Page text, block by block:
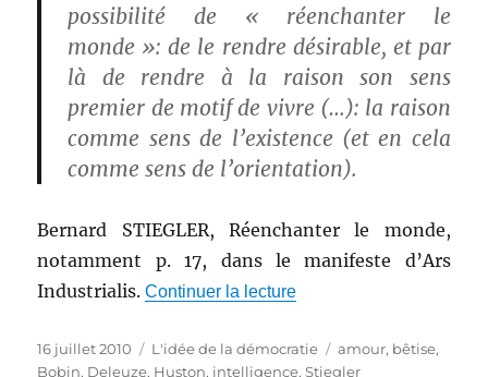
possibilité de « réenchanter le
monde »: de le rendre désirable, et par
là de rendre à la raison son sens
premier de motif de vivre (…): la raison
comme sens de l’existence (et en cela
comme sens de l’orientation).
Bernard STIEGLER, Réenchanter le monde,
notamment p. 17, dans le manifeste d’Ars
Industrialis. Continuer la lecturede « La bêtise »
Publié
le
16 juillet 2010 Catégories
L'idée de la démocratie Étiquettes
amour, bêtise,
Bobin, Deleuze, Huston, intelligence,Stiegler